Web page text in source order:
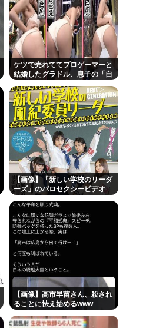
ケツで売れててプロゲーマーと
結婚したグラドル、息子の「自
ックで泣く
【画像】「新しい学校のリーダ
ーズ」のパロセクシービデオ
【画像】高市早苗さん、殺され
ることに怯え始めるwww